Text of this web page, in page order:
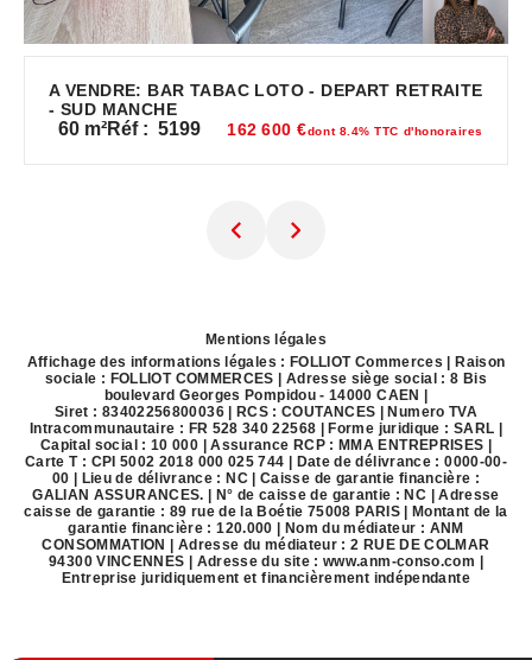
A VENDRE: BAR TABAC LOTO - DEPART RETRAITE
- SUD MANCHE
60 m²Réf : 5199 162 600 €dont 8.4% TTC d'honoraires
Mentions légales
Affichage des informations légales : FOLLIOT Commerces | Raison
sociale : FOLLIOT COMMERCES | Adresse siège social : 8 Bis
boulevard Georges Pompidou - 14000 CAEN |
Siret : 83402256800036 | RCS : COUTANCES | Numero TVA
Intracommunautaire : FR 528 340 22568 | Forme juridique : SARL |
Capital social : 10 000 | Assurance RCP : MMA ENTREPRISES |
Carte T : CPI 5002 2018 000 025 744 | Date de délivrance : 0000-00-
00 | Lieu de délivrance : NC | Caisse de garantie financière :
GALIAN ASSURANCES. | N° de caisse de garantie : NC | Adresse
caisse de garantie : 89 rue de la Boétie 75008 PARIS | Montant de la
garantie financière : 120.000 | Nom du médiateur : ANM
CONSOMMATION | Adresse du médiateur : 2 RUE DE COLMAR
94300 VINCENNES | Adresse du site :www.anm-conso.com
Entreprise juridiquement et financièrement indépendante